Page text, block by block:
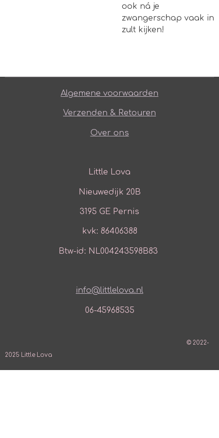
ook ná je
zwangerschap vaak in
zult kijken!
Algemene voorwaarden
Verzenden & Retouren
Over ons
Little Lova
Nieuwedijk 20B
3195 GE Pernis
kvk: 86406388
Btw-id: NL004243598B83
info@littlelova.nl
06-45968535
© 2022-
2025 Little Lova